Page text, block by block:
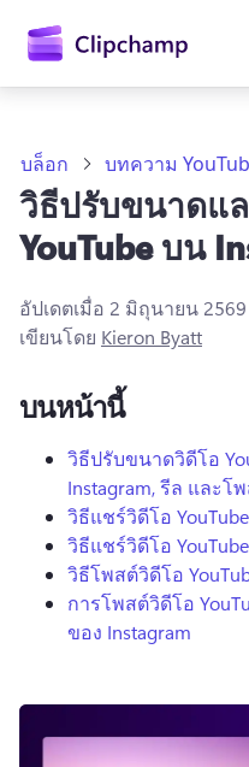
เนื้อหา
หลัก
ลงชื่อเข้าใช้
ลองใช้ฟรี
บล็อก บทความ
วิธีปรับขนาดแ
YouTube บน
อัปเดตเมื่อ 2 มิถุนายน 2569
เขียนโดย Kieron Byatt
บนหน้านี้
วิธีปรับขนาดวิดีโอ
Instagram, รีล และโ
วิธีแชร์วิดีโอ
วิธีแชร์วิดีโอ
วิธีโพสต์วิดีโอ
การโพสต์วิดีโอ
ของ Instagram